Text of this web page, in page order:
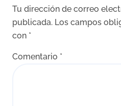
Tu dirección de correo
publicada. Los campos
con *
Comentario *